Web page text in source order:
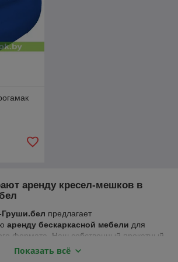
аренду кресел-мешков в
Груши.бел предлагает
аренду бескаркасной мебели для
формата. Наш собственный прокатный
свыше 300 кресел-мешков
Показать всё